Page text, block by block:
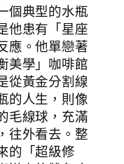
個典型的水瓶
他患有「星座
應。他單戀著
美學」咖啡館
從黃金分割線
的人生，則像
毛線球，充滿
往外看去。整
的「超級修